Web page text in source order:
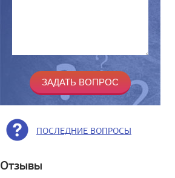
ПОСЛЕДНИЕ ВОПРОСЫ
Отзывы